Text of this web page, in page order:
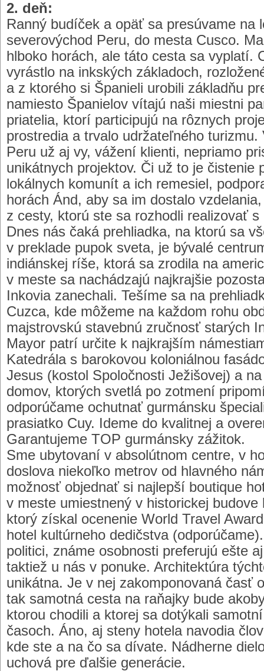
2. deň:
Ranný budíček a opäť sa presúvame na
severovýchod Peru, do mesta Cusco.
hlboko horách, ale táto cesta sa vyplatí.
vyrástlo na inkských základoch,
a z ktorého si Španieli urobili základňu
namiesto Španielov vítajú naši miestni
priatelia, ktorí participujú na rôznych
prostredia a trvalo udržateľného
Peru už aj vy, vážení klienti, nepriamo
unikátnych projektov. Či už to je čistenie
lokálnych komunít a ich remesiel,
horách Ánd, aby sa im dostalo
z cesty, ktorú ste sa rozhodli realizovať s
Dnes nás čaká prehliadka, na ktorú sa
v preklade pupok sveta, je bývalé
indiánskej ríše, ktorá sa zrodila na
v meste sa nachádzajú najkrajšie
Inkovia zanechali. Tešíme sa na
Cuzca, kde môžeme na každom rohu
majstrovskú stavebnú zručnosť starých
Mayor patrí určite k najkrajším
Katedrála s barokovou koloniálnou
Jesus (kostol Spoločnosti Ježišovej) a
domov, ktorých svetlá po zotmení
odporúčame ochutnať gurmánsku
prasiatko Cuy. Ideme do kvalitnej a
Garantujeme TOP gurmánsky zážitok.
Sme ubytovaní v absolútnom centre, v
doslova niekoľko metrov od hlavného
možnosť objednať si najlepší boutique
v meste umiestnený v historickej
ktorý získal ocenenie World Travel
hotel kultúrneho dedičstva
politici, známe osobnosti preferujú ešte
taktiež u nás v ponuke. Architektúra
unikátna. Je v nej zakomponovaná časť
tak samotná cesta na raňajky bude
ktorou chodili a ktorej sa dotýkali
časoch. Áno, aj steny hotela navodia
kde ste a na čo sa dívate. Nádherne
uchová pre ďalšie generácie.